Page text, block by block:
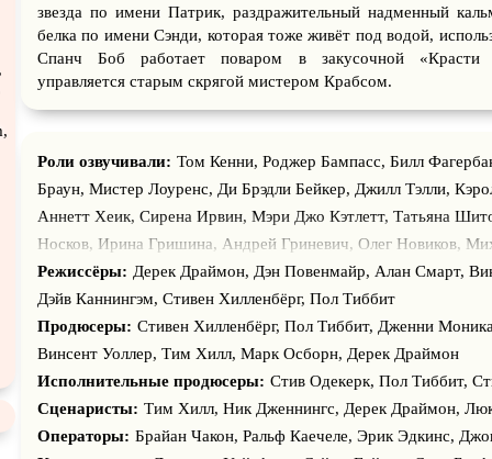
звезда по имени Патрик, раздражительный надменный
белка по имени Сэнди, которая тоже живёт под водой,
Спанч Боб работает поваром в закусочной «Красти
управляется старым скрягой мистером Крабсом.
Роли озвучивали: Том Кенни, Роджер Бампасс, Билл
Браун, Мистер Лоуренс, Ди Брэдли Бейкер, Джилл Тэлли,
Аннетт Хеик, Сирена Ирвин, Мэри Джо Кэтлетт, Татьяна
Носков, Ирина Гришина, Андрей Гриневич, Олег Новиков,
Ольга Зубкова, Виктор Незнанов, Илья Хвостиков, Александр
Куценко, Андрей Бархударов, Алена Созинова, Дон Янан,
Нина Тобилевич, Фрэнк Уэлкер, Стив Бушеми, Джон Гудман,
Симмонс, Роб Полсен, Джонни Депп, Кевин Майкл Ричардсон,
Джон Ди Маджио, Дэннис Куэйд, Сигурни Уивер, Розарио
Каннавале, Робин Уильямс, Марк Хэмилл, Уилл Феррелл,
МакШейн, Джо Пантольяно, Майкл МакКин, Фред Татаскьор,
Режиссёры: Дерек Драймон, Дэн Повенмайр, Алан Смарт,
Дэйв Каннингэм, Стивен Хилленбёрг, Пол Тиббит
Продюсеры: Стивен Хилленбёрг, Пол Тиббит, Дженни
Винсент Уоллер, Тим Хилл, Марк Осборн, Дерек Драймон
Исполнительные продюсеры: Стив Одекерк, Пол Тиббит,
Сценаристы: Тим Хилл, Ник Дженнингс, Дерек Драймон,
Операторы: Брайан Чакон, Ральф Каечеле, Эрик Эдкинс,